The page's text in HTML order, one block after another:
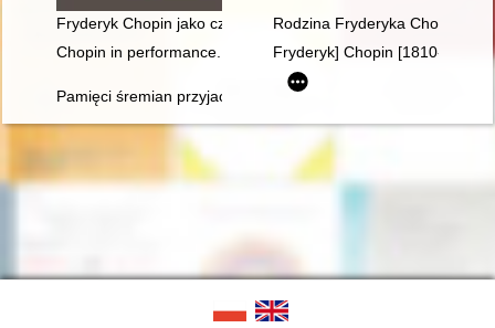
Fryderyk Chopin jako człowiek i muzykRodzina Fryderyka Chopina
Chopin in performance. History, theory, practice
Fryderyk] Chopin [1810-1849]
Pamięci śremian przyjaciół Fryderyka Chopina oraz